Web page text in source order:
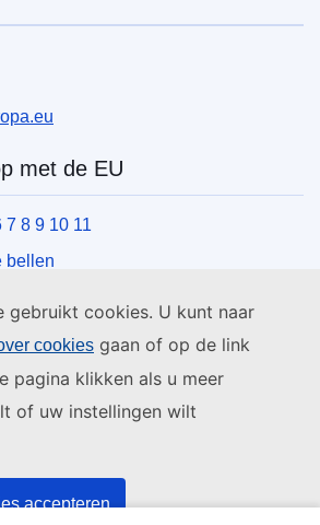
gebruikt cookies. U kunt naar
cookies gaan of op de link
pagina klikken als u meer
of uw instellingen wilt
accepteren
met de EU
7 8 9 10 11
bellen
de EU-centra
mediakanalen van de EU
-organen